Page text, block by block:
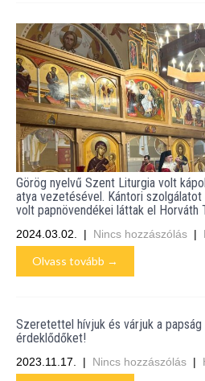
Görög nyelvű Szent Liturgia volt
atya vezetésével. Kántori
volt papnövendékei láttak el Horváth
2024.03.02. | Nincs hozzászólás |
Olvass tovább →
Szeretettel hívjuk és várjuk a
érdeklődőket!
2023.11.17. | Nincs hozzászólás |